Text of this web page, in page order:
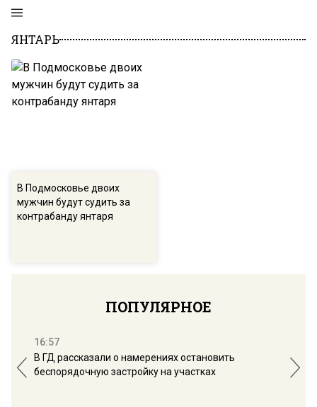
ЯНТАРЬ
В Подмосковье двоих
мужчин будут судить за
контрабанду янтаря
ПОПУЛЯРНОЕ
16:57
В ГД рассказали о намерениях остановить
беспорядочную застройку на участках